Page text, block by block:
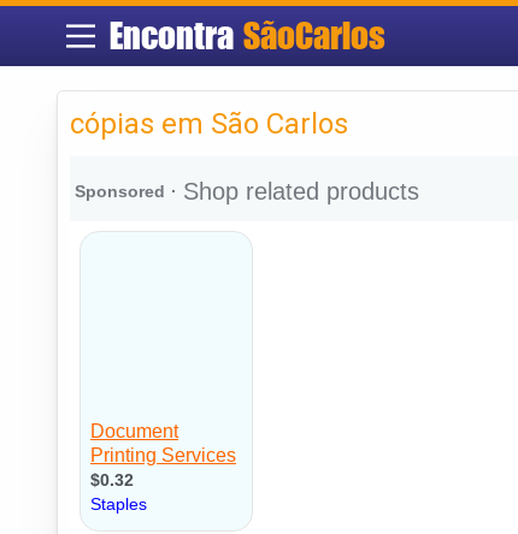
Encontra SãoCarlos
cópias em São Carlos